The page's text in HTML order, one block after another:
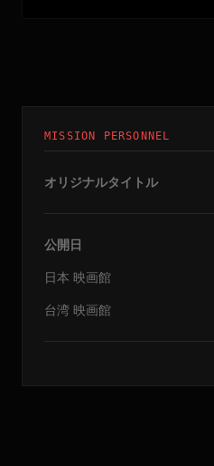
MISSION PERSONNEL
オリジナルタイトル
公開日
日本 映画館
台湾 映画館